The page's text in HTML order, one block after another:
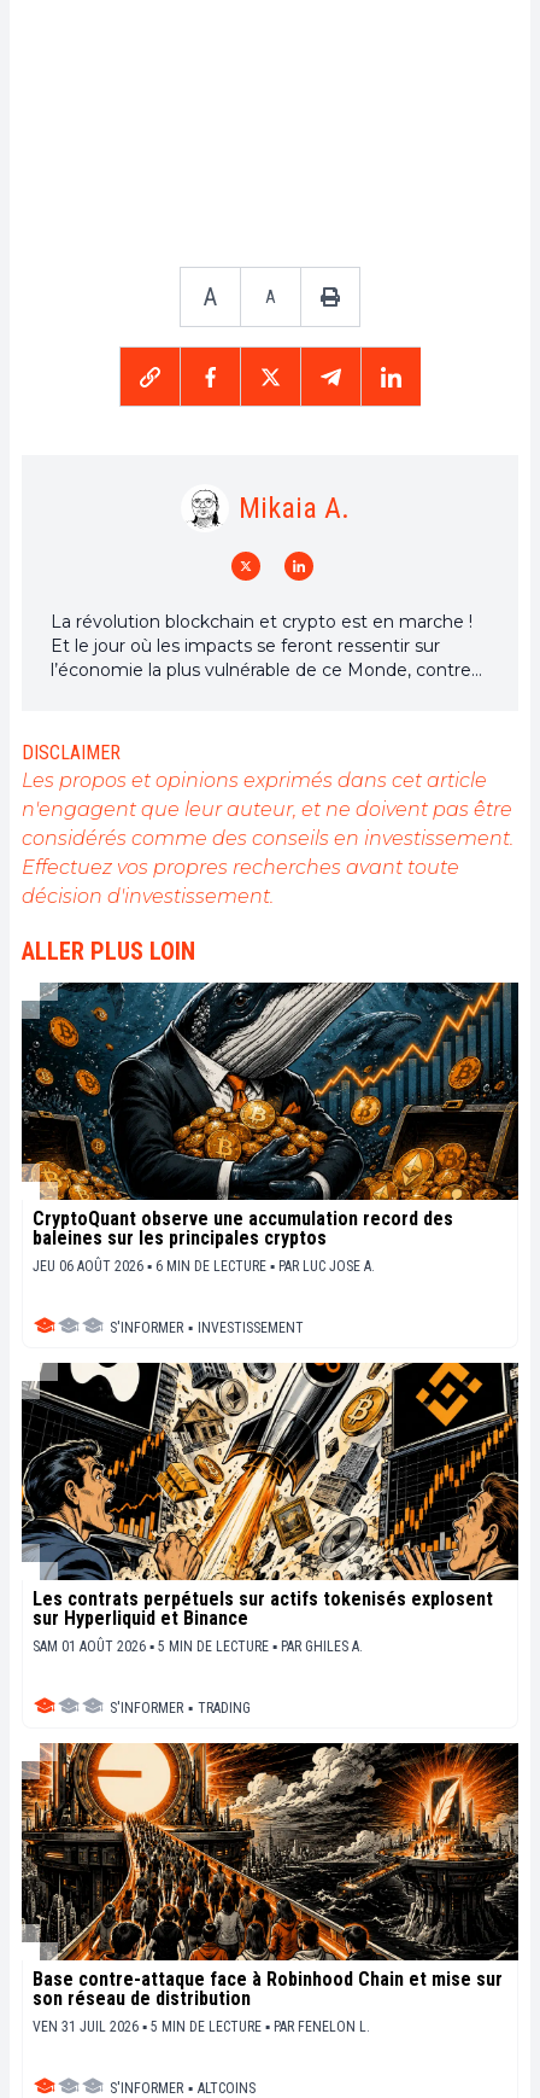
A A
Mikaia A.
La révolution blockchain et crypto est en marche !
Et le jour où les impacts se feront ressentir sur
l’économie la plus vulnérable de ce Monde, contre
DISCLAIMER
Les propos et opinions exprimés dans cet article
n'engagent que leur auteur, et ne doivent pas être
considérés comme des conseils en investissement.
Effectuez vos propres recherches avant toute
décision d'investissement.
ALLER PLUS LOIN
CryptoQuant observe une accumulation record des
baleines sur les principales cryptos
JEU 06 AOÛT 2026 ▪ 6 MIN DE LECTURE ▪ PAR LUC JOSE A.
S'INFORMER ▪ INVESTISSEMENT
Les contrats perpétuels sur actifs tokenisés explosent
sur Hyperliquid et Binance
SAM 01 AOÛT 2026 ▪ 5 MIN DE LECTURE ▪ PAR GHILES A.
S'INFORMER ▪ TRADING
Base contre-attaque face à Robinhood Chain et mise sur
son réseau de distribution
VEN 31 JUIL 2026 ▪ 5 MIN DE LECTURE ▪ PAR FENELON L.
S'INFORMER ▪ ALTCOINS